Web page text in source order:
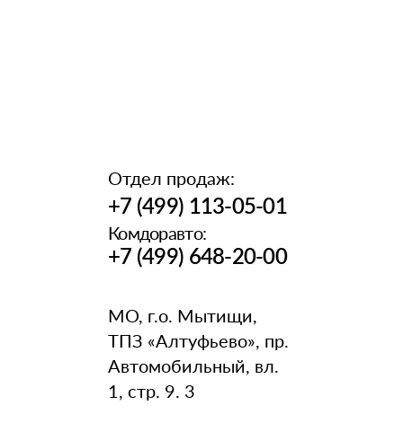
Отдел продаж:
+7 (499) 113-05-01
Комдоравто:
+7 (499) 648-20-00
МО, г.о. Мытищи,
ТПЗ «Алтуфьево», пр.
Автомобильный, вл.
1, стр. 9. 3